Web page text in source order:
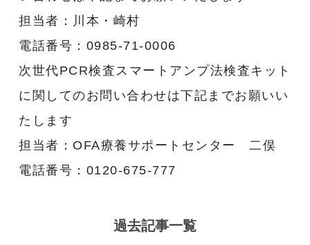
担当者：川本・崎村
電話番号：0985-71-0006
次世代PCR検査スマートアンプ法検査キット
に関してのお問い合わせは下記までお願いい
たします
担当者：OFA療養サポートセンター 二俣
電話番号：0120-675-777
過去記事一覧